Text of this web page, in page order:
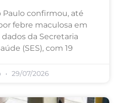
Paulo confirmou, até
febre maculosa em
da Secretaria
(SES), com 19
29/07/2026